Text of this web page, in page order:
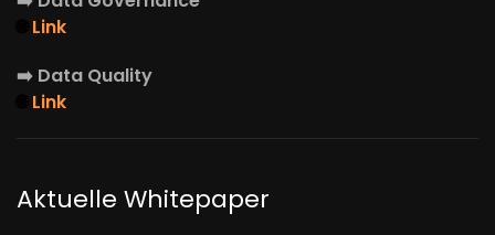
Link
➡️ Data Quality
Link
Aktuelle Whitepaper